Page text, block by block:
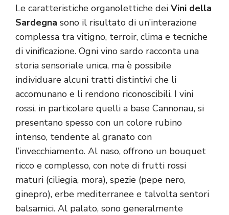
Le caratteristiche organolettiche dei Vini della
Sardegna sono il risultato di un’interazione
complessa tra vitigno, terroir, clima e tecniche
di vinificazione. Ogni vino sardo racconta una
storia sensoriale unica, ma è possibile
individuare alcuni tratti distintivi che li
accomunano e li rendono riconoscibili. I vini
rossi, in particolare quelli a base Cannonau, si
presentano spesso con un colore rubino
intenso, tendente al granato con
l’invecchiamento. Al naso, offrono un bouquet
ricco e complesso, con note di frutti rossi
maturi (ciliegia, mora), spezie (pepe nero,
ginepro), erbe mediterranee e talvolta sentori
balsamici. Al palato, sono generalmente